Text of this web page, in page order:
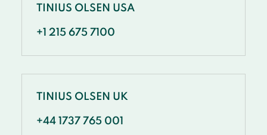
TINIUS OLSEN USA
+1 215 675 7100
TINIUS OLSEN UK
+44 1737 765 001